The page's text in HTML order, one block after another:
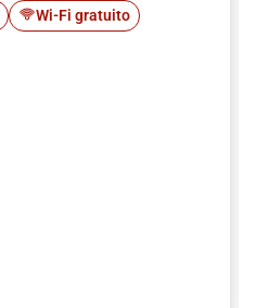
Wi-Fi gratuito